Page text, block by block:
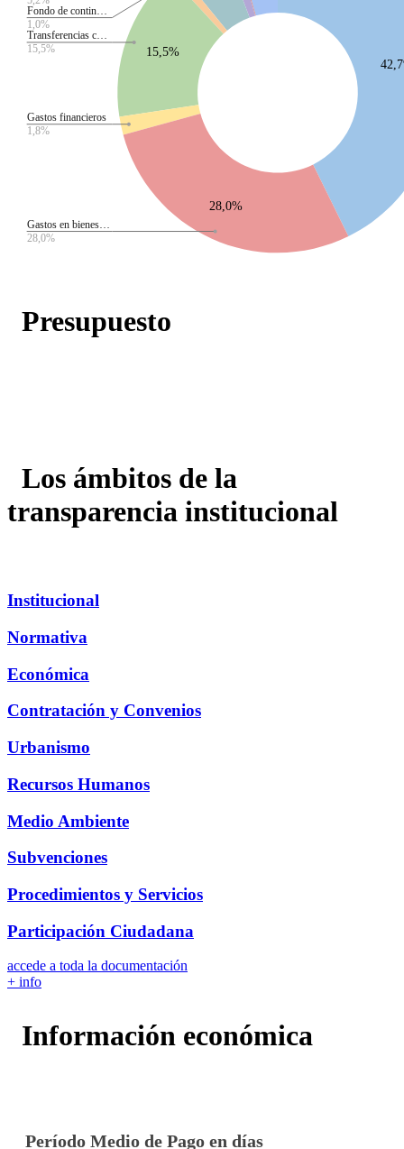
Presupuesto
Los ámbitos de la
transparencia institucional
Institucional
Normativa
Económica
Contratación y Convenios
Urbanismo
Recursos Humanos
Medio Ambiente
Subvenciones
Procedimientos y Servicios
Participación Ciudadana
accede a toda la documentación
+ info
Información económica